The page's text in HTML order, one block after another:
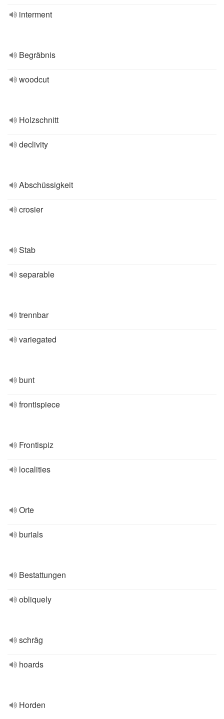
interment
Begräbnis
woodcut
Holzschnitt
declivity
Abschüssigkeit
crosier
Stab
separable
trennbar
variegated
bunt
frontispiece
Frontispiz
localities
Orte
burials
Bestattungen
obliquely
schräg
hoards
Horden